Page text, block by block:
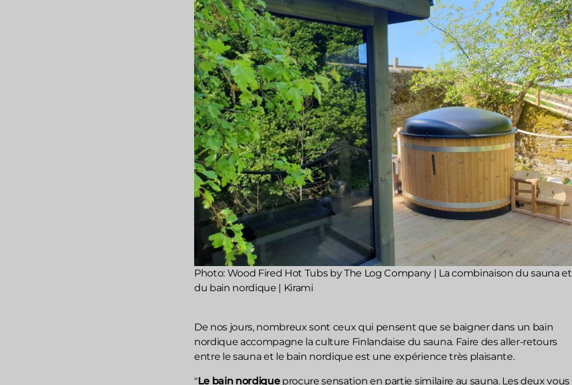
Photo: Wood Fired Hot Tubs by The Log Company | La combinaison du sauna et
du bain nordique | Kirami
De nos jours, nombreux sont ceux qui pensent que se baigner dans un bain
nordique accompagne la culture Finlandaise du sauna. Faire des aller-retours
entre le sauna et le bain nordique est une expérience très plaisante.
"Le bain nordiqueprocure sensation en partie similaire au sauna. Les deux vous